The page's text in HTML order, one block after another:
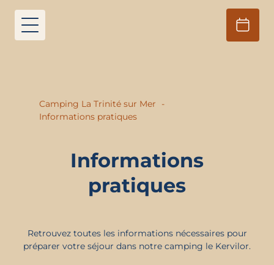
Camping La Trinité sur Mer
Informations pratiques
Informations
pratiques
Retrouvez toutes les informations nécessaires pour
préparer votre séjour dans notre camping le Kervilor.